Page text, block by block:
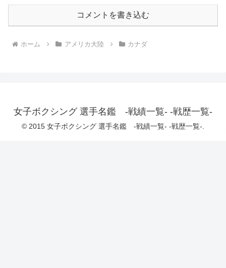
コメントを書き込む
ホーム アメリカ大陸 カナダ
女子ボクシング 選手名鑑 -戦績一覧- -戦歴一覧-
© 2015 女子ボクシング 選手名鑑 -戦績一覧- -戦歴一覧-.